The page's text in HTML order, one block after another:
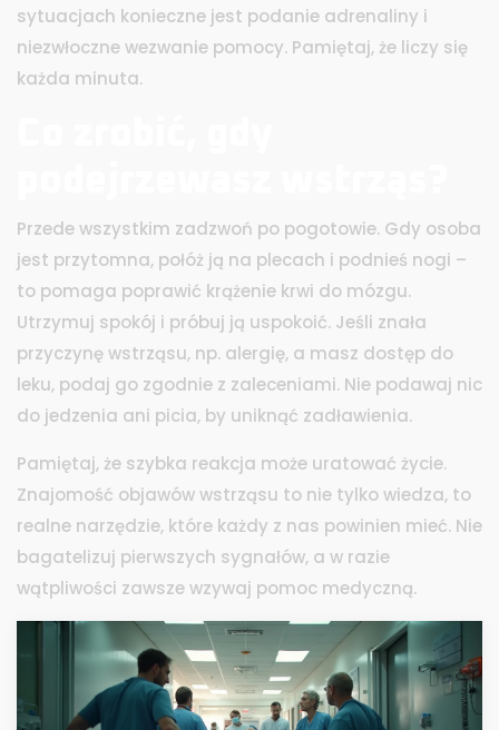
sytuacjach konieczne jest podanie adrenaliny i
niezwłoczne wezwanie pomocy. Pamiętaj, że liczy się
każda minuta.
Przede wszystkim zadzwoń po pogotowie. Gdy osoba
jest przytomna, połóż ją na plecach i podnieś nogi –
to pomaga poprawić krążenie krwi do mózgu.
Utrzymuj spokój i próbuj ją uspokoić. Jeśli znała
przyczynę wstrząsu, np. alergię, a masz dostęp do
leku, podaj go zgodnie z zaleceniami. Nie podawaj nic
do jedzenia ani picia, by uniknąć zadławienia.
Pamiętaj, że szybka reakcja może uratować życie.
Znajomość objawów wstrząsu to nie tylko wiedza, to
realne narzędzie, które każdy z nas powinien mieć. Nie
bagatelizuj pierwszych sygnałów, a w razie
wątpliwości zawsze wzywaj pomoc medyczną.